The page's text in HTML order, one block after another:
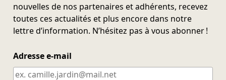
nouvelles de nos partenaires et adhérents, recevez
toutes ces actualités et plus encore dans notre
lettre d’information. N’hésitez pas à vous abonner !
Adresse e-mail